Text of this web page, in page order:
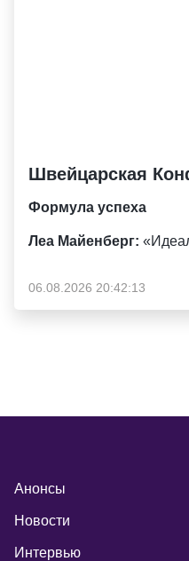
Швейцарская
Формула успеха
Леа Майенберг:
06.08.2026 20:42:13
Анонсы
Новости
Интервью